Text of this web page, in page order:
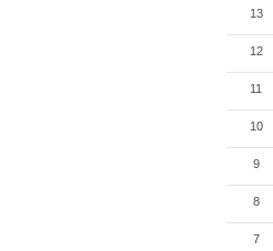
13
12
11
10
9
8
7